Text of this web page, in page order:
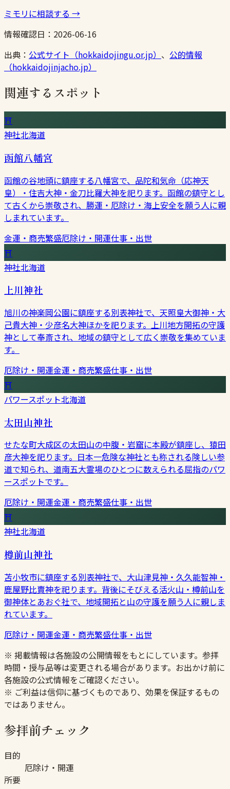
ミモリに相談する →
情報確認日： 2026-06-16
出典： 公式サイト（hokkaidojingu.or.jp） 、 公的情報
（hokkaidojinjacho.jp）
関連するスポット
⛩
神社北海道
函館八幡宮
函館の谷地頭に鎮座する八幡宮で、品陀和気命（応神天
皇）・住吉大神・金刀比羅大神を祀ります。函館の鎮守とし
て古くから崇敬され、勝運・厄除け・海上安全を願う人に親
しまれています。
金運・商売繁盛厄除け・開運仕事・出世
⛩
神社北海道
上川神社
旭川の神楽岡公園に鎮座する別表神社で、天照皇大御神・大
己貴大神・少彦名大神ほかを祀ります。上川地方開拓の守護
神として奉斎され、地域の鎮守として広く崇敬を集めていま
す。
厄除け・開運金運・商売繁盛仕事・出世
⛩
パワースポット北海道
太田山神社
せたな町大成区の太田山の中腹・岩窟に本殿が鎮座し、猿田
彦大神を祀ります。日本一危険な神社とも称される険しい参
道で知られ、道南五大霊場のひとつに数えられる屈指のパワ
ースポットです。
厄除け・開運金運・商売繁盛仕事・出世
⛩
神社北海道
樽前山神社
苫小牧市に鎮座する別表神社で、大山津見神・久久能智神・
鹿屋野比賣神を祀ります。背後にそびえる活火山・樽前山を
御神体とあおぐ社で、地域開拓と山の守護を願う人に親しま
れています。
厄除け・開運金運・商売繁盛仕事・出世
※ 掲載情報は各施設の公開情報をもとにしています。参拝
時間・授与品等は変更される場合があります。お出かけ前に
各施設の公式情報をご確認ください。
※ ご利益は信仰に基づくものであり、効果を保証するもの
ではありません。
参拝前チェック
目的
厄除け・開運
所要